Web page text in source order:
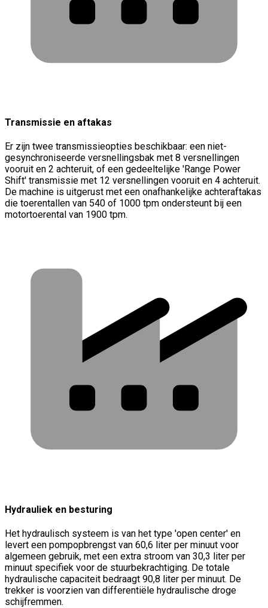
Transmissie en aftakas
Er zijn twee transmissieopties beschikbaar: een niet-
gesynchroniseerde versnellingsbak met 8 versnellingen
vooruit en 2 achteruit, of een gedeeltelijke 'Range Power
Shift' transmissie met 12 versnellingen vooruit en 4 achteruit.
De machine is uitgerust met een onafhankelijke achteraftakas
die toerentallen van 540 of 1000 tpm ondersteunt bij een
motortoerental van 1900 tpm.
Hydrauliek en besturing
Het hydraulisch systeem is van het type 'open center' en
levert een pompopbrengst van 60,6 liter per minuut voor
algemeen gebruik, met een extra stroom van 30,3 liter per
minuut specifiek voor de stuurbekrachtiging. De totale
hydraulische capaciteit bedraagt 90,8 liter per minuut. De
trekker is voorzien van differentiële hydraulische droge
schijfremmen.